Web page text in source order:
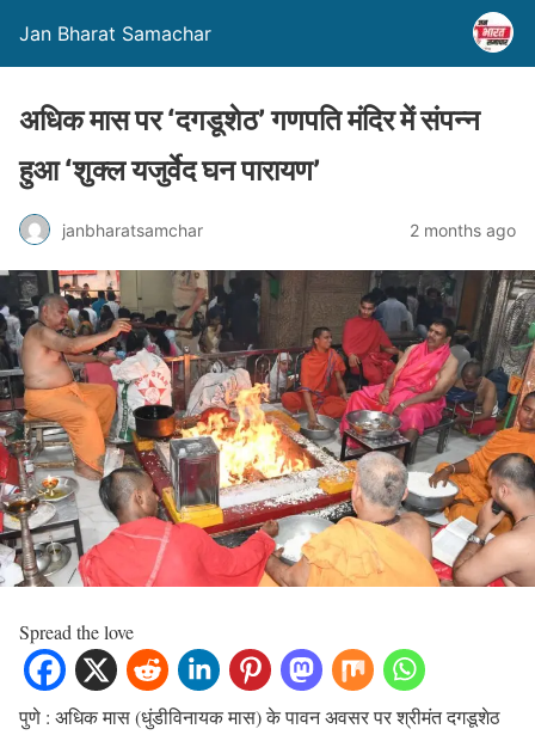
Jan Bharat Samachar
अधिक मास पर ‘दगडूशेठ’ गणपति मंदिर में संपन्न
हुआ ‘शुक्ल यजुर्वेद घन पारायण’
janbharatsamchar 2 months ago
Spread the love
पुणे : अधिक मास (धुंडीविनायक मास) के पावन अवसर पर श्रीमंत दगडूशेठ